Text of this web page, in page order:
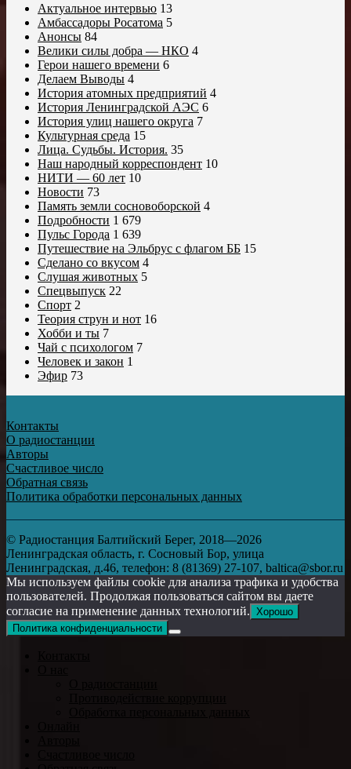
Актуальное интервью 13
Амбассадоры Росатома 5
Анонсы 84
Велики силы добра — НКО 4
Герои нашего времени 6
Делаем Выводы 4
История атомных предприятий 4
История Ленинградской АЭС 6
История улиц нашего округа 7
Культурная среда 15
Лица. Судьбы. История. 35
Наш народный корреспондент 10
НИТИ — 60 лет 10
Новости 73
Память земли сосновоборской 4
Подробности 1 679
Пульс Города 1 639
Путешествие на Эльбрус с флагом ББ 15
Сделано со вкусом 4
Слушая животных 5
Спецвыпуск 22
Спорт 2
Теория струн и нот 16
Хобби и ты 7
Чай с психологом 7
Человек и закон 1
Эфир 73
Контакты
О радиостанции
Авторы
Счастливое число
Обратная связь
Политика обработки персональных данных
© Радиостанция Балтийский Берег, 2018—2026
Ленинградская область, г. Сосновый Бор, улица
Ленинградская, д.46, телефон: 8 (81369) 27-107, baltica@sbor.ru
Мы используем файлы cookie для анализа трафика и удобства
пользователей. Продолжая пользоваться сайтом вы даете
согласие на применение данных технологий. Хорошо
Политика конфиденциальности